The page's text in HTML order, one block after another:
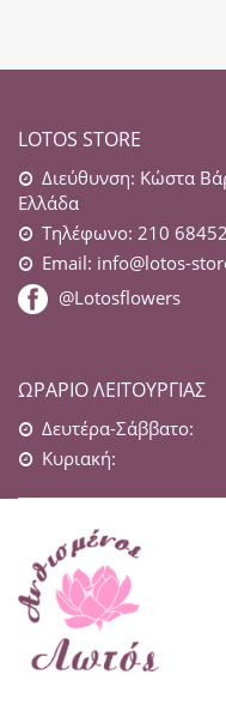
LOTOS STORE
Διεύθυνση: Κώστα
Ελλάδα
Τηλέφωνο: 210
Email: info@lotos-
@Lotosflowers
ΩΡΆΡΙΟ ΛΕΙΤΟΥΡΓΊΑΣ
Δευτέρα-Σάββατο:
Κυριακή: